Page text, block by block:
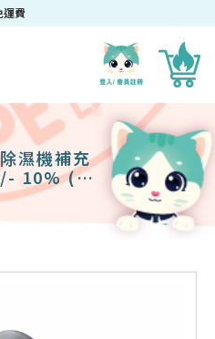
新$50購物優惠碼！
濕機補充
(每
GW 還原